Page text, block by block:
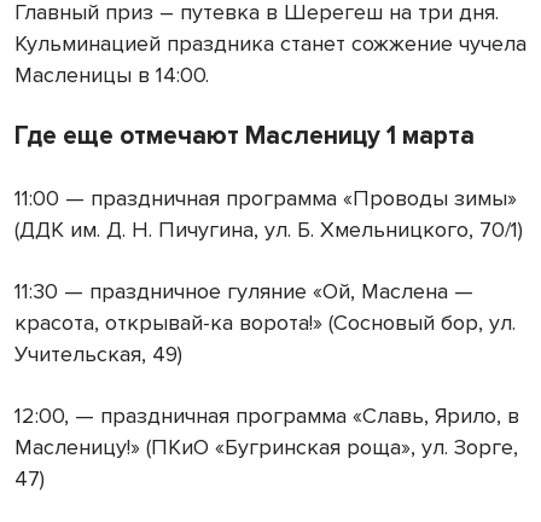
Главный приз – путевка в Шерегеш на три дня.
Кульминацией праздника станет сожжение чучела
Масленицы в 14:00.
Где еще отмечают Масленицу 1 марта
11:00 — праздничная программа «Проводы зимы»
(ДДК им. Д. Н. Пичугина, ул. Б. Хмельницкого, 70/1)
11:30 — праздничное гуляние «Ой, Маслена —
красота, открывай-ка ворота!» (Сосновый бор, ул.
Учительская, 49)
12:00, — праздничная программа «Славь, Ярило, в
Масленицу!» (ПКиО «Бугринская роща», ул. Зорге,
47)